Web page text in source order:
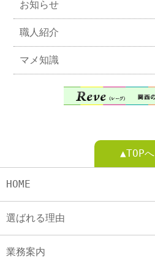
お知らせ
職人紹介
マメ知識
▲TOPへ
HOME
選ばれる理由
業務案内